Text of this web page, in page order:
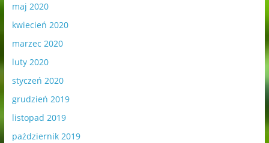
maj 2020
kwiecień 2020
marzec 2020
luty 2020
styczeń 2020
grudzień 2019
listopad 2019
październik 2019